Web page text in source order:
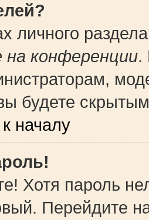
личного
на конференции.
будете
началу
Хотя пароль
Перейдите